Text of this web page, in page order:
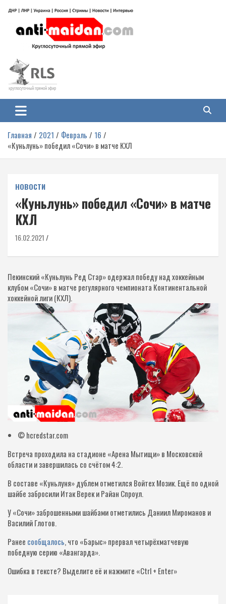
содержимому
Антимайдан: Гражданская война
на Украине
гражданской войне на Украине, включая события в Новороссии, ДНР,
ЛНР и других регионах.
Главная 2021 Февраль
16
«Куньлунь» победил «Сочи» в матче КХЛ
НОВОСТИ
«Куньлунь» победил «Сочи» в матче
КХЛ
16.02.2021
Пекинский «Куньлунь Ред Стар» одержал победу над хоккейным
клубом «Сочи» в матче регулярного чемпионата Континентальной
хоккейной лиги (КХЛ).
© hcredstar.com
Встреча проходила на стадионе «Арена Мытищи» в Московской
области и завершилась со счётом 4:2.
В составе «Куньлуня» дублем отметился Войтех Мозик. Ещё по одной
шайбе забросили Итак Верек и Райан Спроул.
У «Сочи» заброшенными шайбами отметились Даниил Мироманов и
Василий Глотов.
Ранее сообщалось, что «Барыс» прервал четырёхматчевую
победную серию «Авангарда».
Ошибка в тексте? Выделите её и нажмите «Ctrl + Enter»